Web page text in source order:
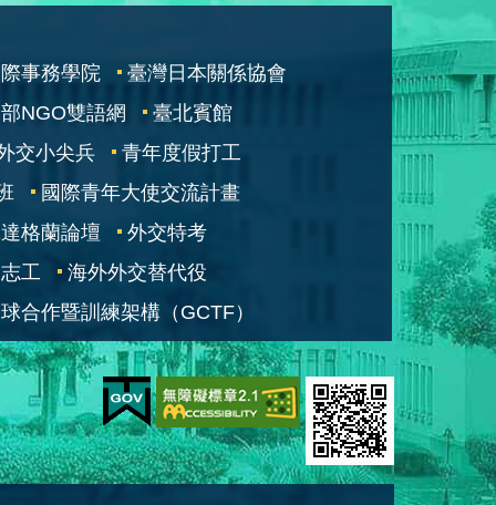
事務學院
臺灣日本關係協會
NGO雙語網
臺北賓館
交小尖兵
青年度假打工
國際青年大使交流計畫
格蘭論壇
外交特考
工
海外外交替代役
合作暨訓練架構（GCTF）